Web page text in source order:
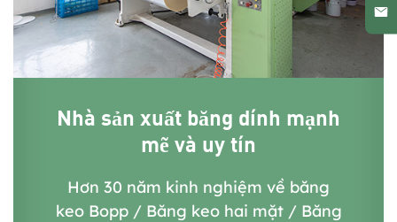
Nhà sản xuất băng dính mạnh
mẽ và uy tín
Hơn 30 năm kinh nghiệm về băng
keo Bopp / Băng keo hai mặt / Băng